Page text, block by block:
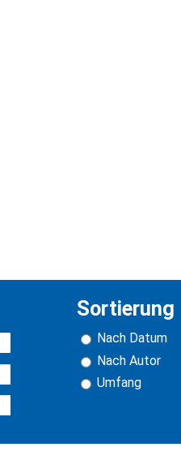
Sortierung
Nach Datum
Nach Autor
Umfang